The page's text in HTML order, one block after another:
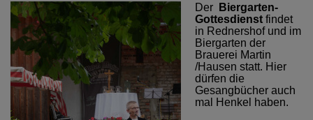
Der
Biergarten-
Gottesdienst findet
in Rednershof und im
Biergarten der
Brauerei Martin
/Hausen statt. Hier
dürfen die
Gesangbücher auch
mal Henkel haben.